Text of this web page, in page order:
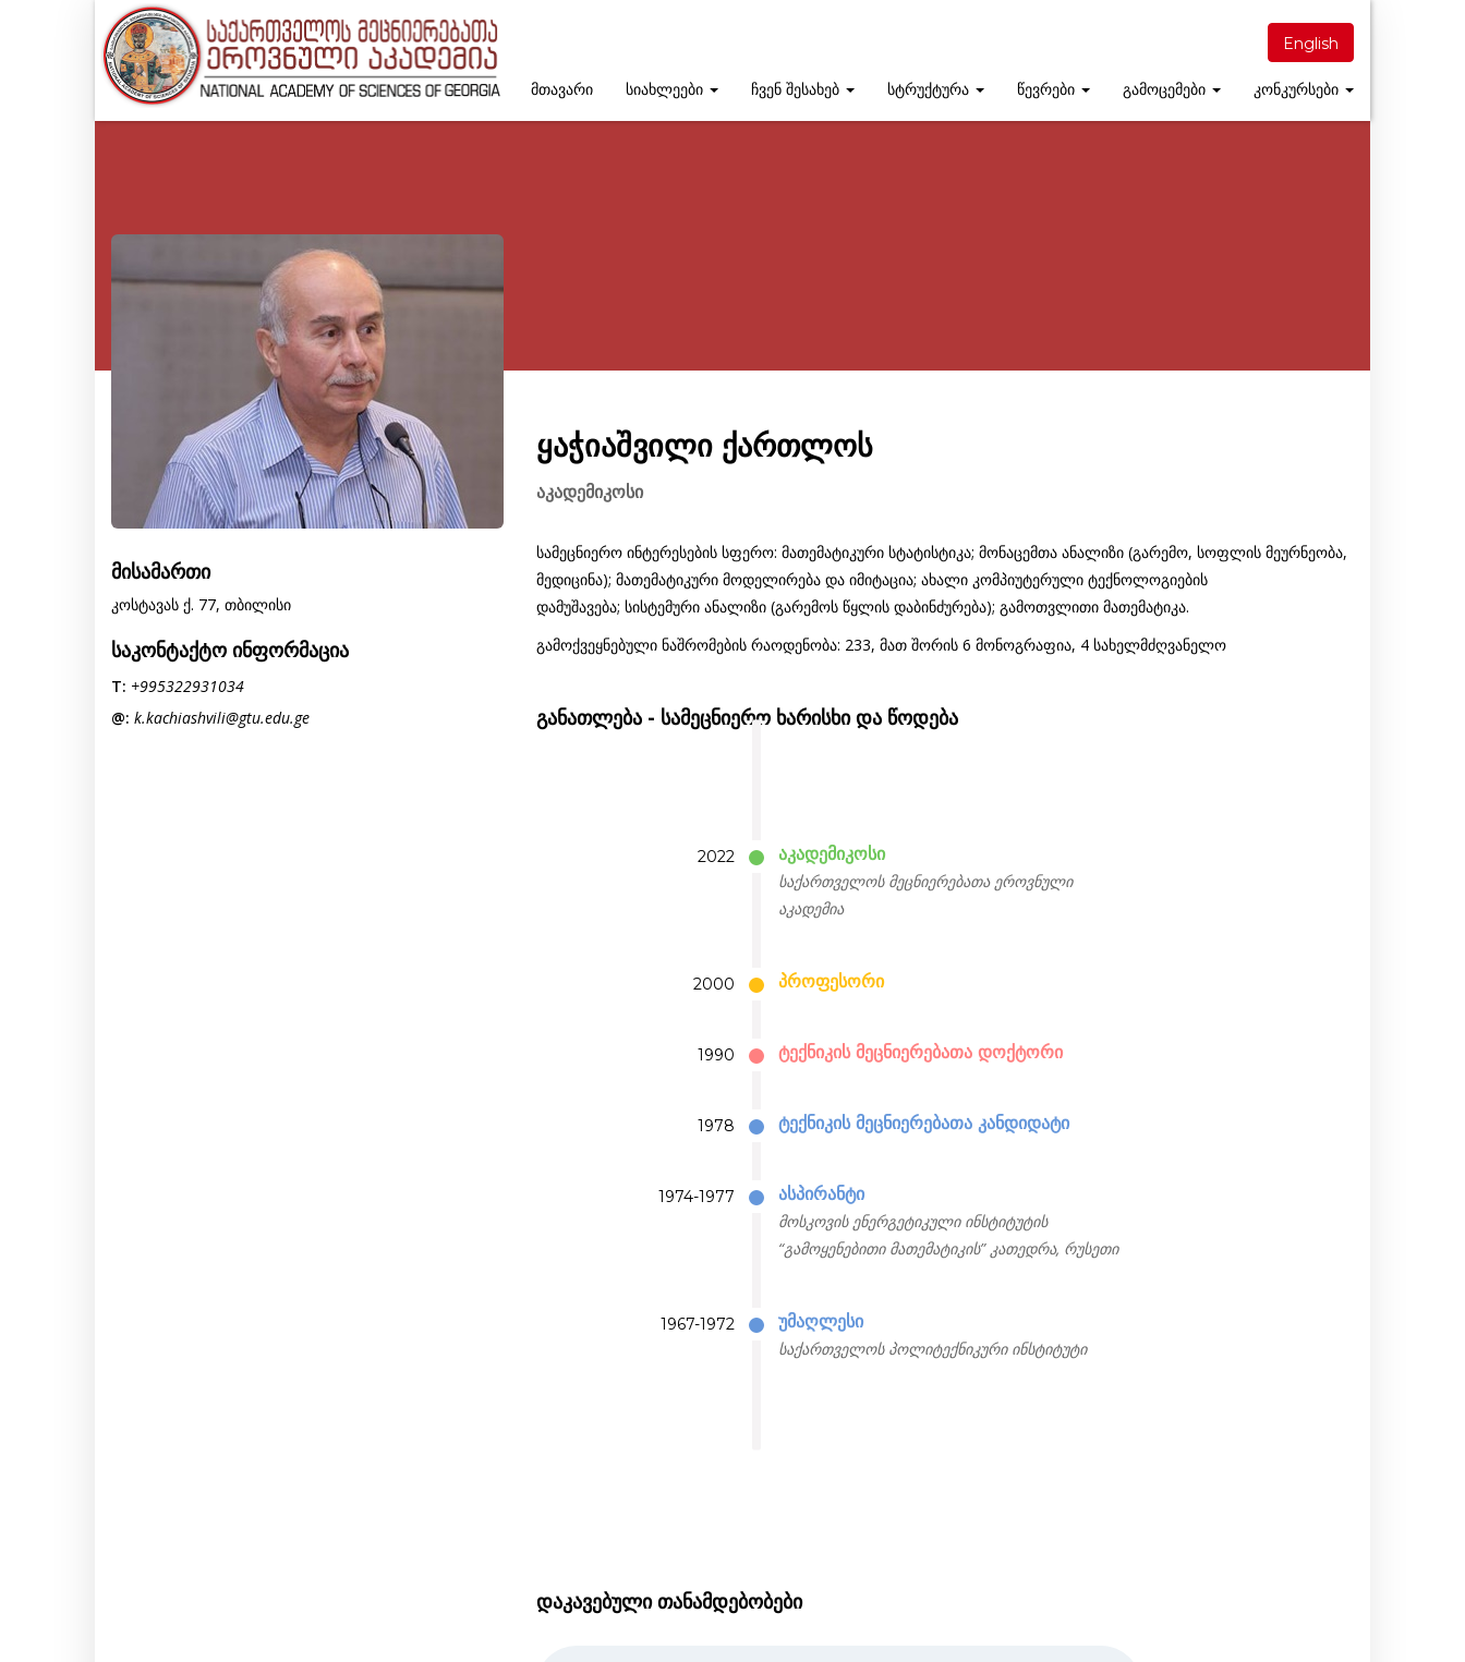
English
მთავარი სიახლეები ჩვენ შესახებ სტრუქტურა წევრები გამოცემები კონკურსები
მისამართი
კოსტავას ქ. 77, თბილისი
საკონტაქტო ინფორმაცია
T: +995322931034
@: k.kachiashvili@gtu.edu.ge
ყაჭიაშვილი ქართლოს
აკადემიკოსი
სამეცნიერო ინტერესების სფერო: მათემატიკური სტატისტიკა; მონაცემთა ანალიზი (გარემო, სოფლის მეურნეობა,
მედიცინა); მათემატიკური მოდელირება და იმიტაცია; ახალი კომპიუტერული ტექნოლოგიების
დამუშავება; სისტემური ანალიზი (გარემოს წყლის დაბინძურება); გამოთვლითი მათემატიკა.
გამოქვეყნებული ნაშრომების რაოდენობა: 233, მათ შორის 6 მონოგრაფია, 4 სახელმძღვანელო
განათლება - სამეცნიერო ხარისხი და წოდება
2022
აკადემიკოსი
საქართველოს მეცნიერებათა ეროვნული
აკადემია
2000 პროფესორი
1990 ტექნიკის მეცნიერებათა დოქტორი
1978 ტექნიკის მეცნიერებათა კანდიდატი
1974-1977
ასპირანტი
მოსკოვის ენერგეტიკული ინსტიტუტის
“გამოყენებითი მათემატიკის” კათედრა, რუსეთი
1967-1972
უმაღლესი
საქართველოს პოლიტექნიკური ინსტიტუტი
დაკავებული თანამდებობები